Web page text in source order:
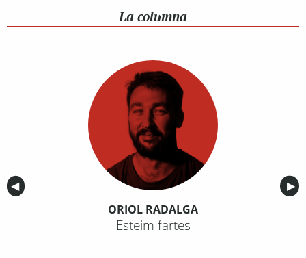
La columna
Anterior
◀︎ ▶︎
ORIOL RADALGA
Esteim fartes